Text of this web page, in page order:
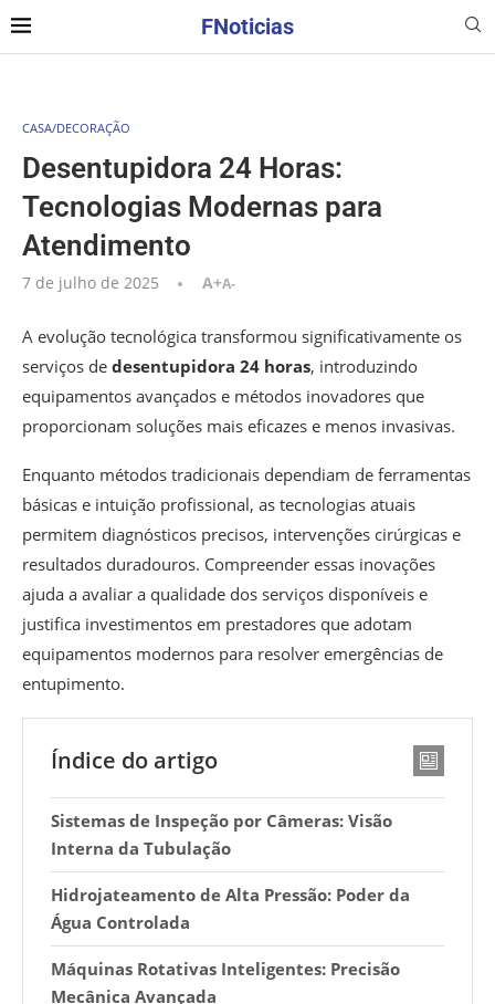
FNoticias
CASA/DECORAÇÃO
Desentupidora 24 Horas:
Tecnologias Modernas para
Atendimento
7 de julho de 2025 A+A-
A evolução tecnológica transformou significativamente os
serviços de desentupidora 24 horas, introduzindo
equipamentos avançados e métodos inovadores que
proporcionam soluções mais eficazes e menos invasivas.
Enquanto métodos tradicionais dependiam de ferramentas
básicas e intuição profissional, as tecnologias atuais
permitem diagnósticos precisos, intervenções cirúrgicas e
resultados duradouros. Compreender essas inovações
ajuda a avaliar a qualidade dos serviços disponíveis e
justifica investimentos em prestadores que adotam
equipamentos modernos para resolver emergências de
entupimento.
Índice do artigo
Sistemas de Inspeção por Câmeras: Visão
Interna da Tubulação
Hidrojateamento de Alta Pressão: Poder da
Água Controlada
Máquinas Rotativas Inteligentes: Precisão
Mecânica Avançada